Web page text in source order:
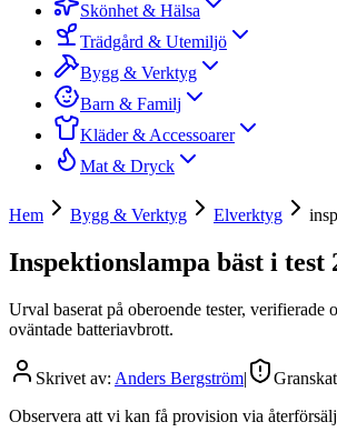
Skönhet & Hälsa
Trädgård & Utemiljö
Bygg & Verktyg
Barn & Familj
Kläder & Accessoarer
Mat & Dryck
Hem Bygg & Verktyg Elverktyg
Inspektionslampa bäst i
Urval baserat på oberoende tester,
oväntade batteriavbrott.
Skrivet av: Anders Bergström|
Observera att vi kan få provision via